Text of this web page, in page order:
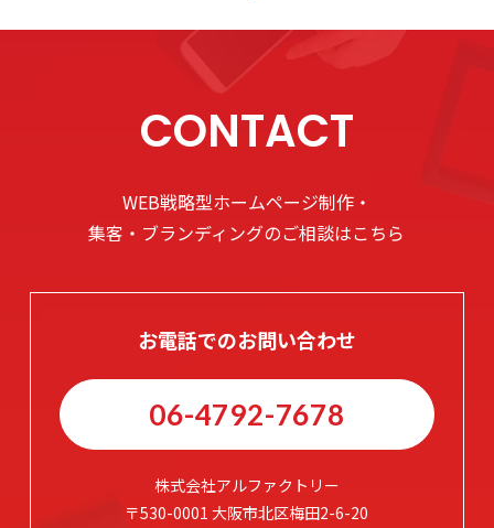
CONTACT
WEB戦略型ホームページ制作・
集客・ブランディングのご相談はこちら
お電話でのお問い合わせ
06-4792-7678
株式会社アルファクトリー
〒530-0001 大阪市北区梅田2-6-20